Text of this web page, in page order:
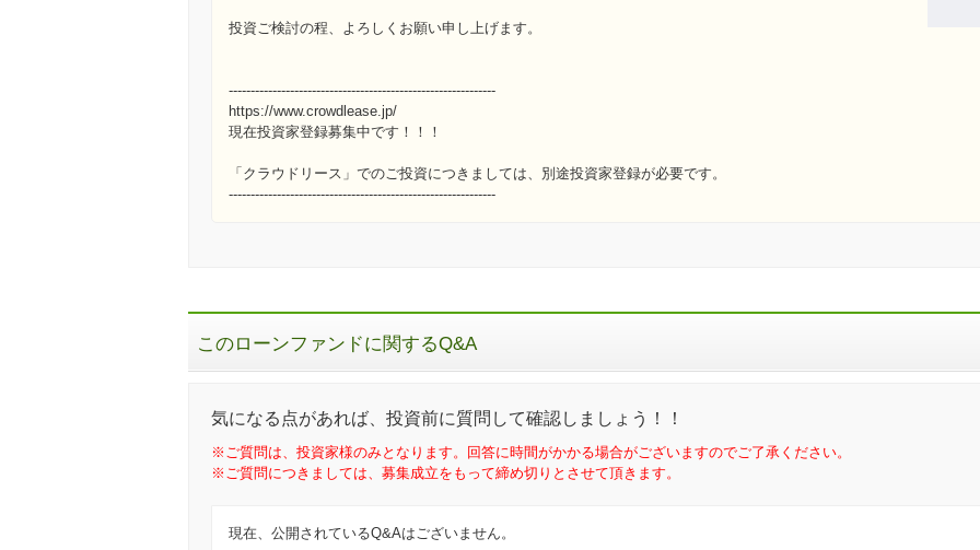
投資ご検討の程、よろしくお願い申し上げます。
-------------------------------------------------------------
https://www.crowdlease.jp/
現在投資家登録募集中です！！！
「クラウドリース」でのご投資につきましては、別途投資家登録が必要です。
-------------------------------------------------------------
このローンファンドに関するQ&A
気になる点があれば、投資前に質問して確認しましょう！！
※ご質問は、投資家様のみとなります。回答に時間がかかる場合がございますのでご了承ください。
※ご質問につきましては、募集成立をもって締め切りとさせて頂きます。
現在、公開されているQ&Aはございません。